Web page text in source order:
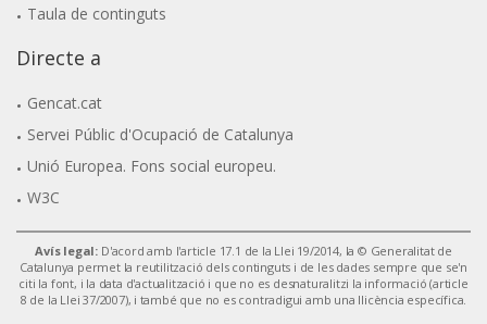
Taula de continguts
Directe a
Gencat.cat
Servei Públic d'Ocupació de Catalunya
Unió Europea. Fons social europeu.
W3C
Avís legal: D'acord amb l'article 17.1 de la Llei 19/2014, la © Generalitat de
Catalunya permet la reutilització dels continguts i de les dades sempre que se'n
citi la font, i la data d'actualització i que no es desnaturalitzi la informació (article
8 de la Llei 37/2007), i també que no es contradigui amb una llicència específica.